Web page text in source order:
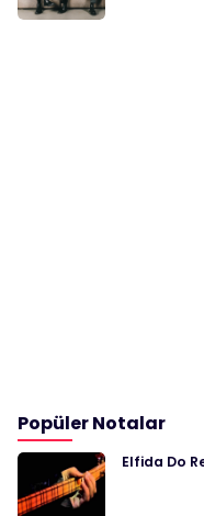
Popüler Notalar
Elfida Do